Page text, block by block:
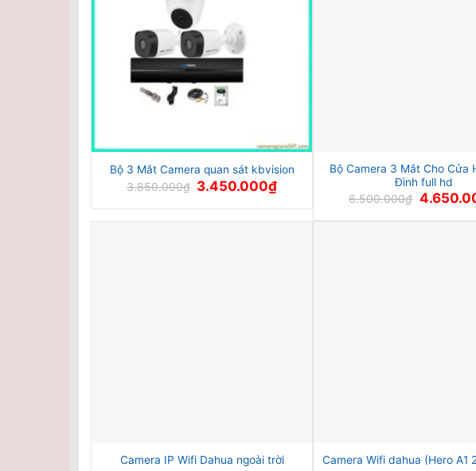
Bộ 3 Mắt Camera quan sát kbvision
3.850.000₫ Giá
gốc
là:
3.450.000₫Giá
tại
Bộ Camera 3 Mắt Cho Cửa
Đình full hd
6.500.000₫ Giá
gốc
là:
Camera IP Wifi Dahua ngoài trời Camera Wifi dahua (Hero A1